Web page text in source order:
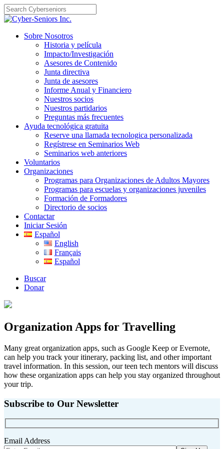
Skip
to
content
Sobre Nosotros
Historia y película
Impacto/Investigación
Asesores de Contenido
Junta directiva
Junta de asesores
Informe Anual y Financiero
Nuestros socios
Nuestros partidarios
Preguntas más frecuentes
Ayuda tecnológica gratuita
Reserve una llamada tecnologica personalizada
Regístrese en Seminarios Web
Seminarios web anteriores
Voluntarios
Organizaciones
Programas para Organizaciones de Adultos Mayores
Programas para escuelas y organizaciones juveniles
Formación de Formadores
Directorio de socios
Contactar
Iniciar Sesión
Español
English
Français
Español
Buscar
Donar
Organization Apps for Travelling
Many great organization apps, such as Google Keep or Evernote,
can help you track your itinerary, packing list, and other important
travel information. In this session, our teen tech mentors will discuss
how these organization apps can help you stay organized throughout
your trip.
Subscribe to Our Newsletter
Email Address